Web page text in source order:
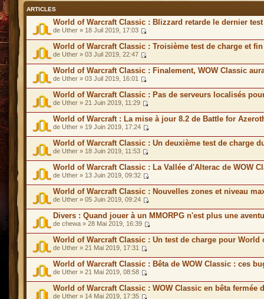
ARTICLES
World of Warcraft Classic : Blizzard retarde le dernier
de Uther » 18 Juil 2019, 17:03
World of Warcraft Classic : Troisième test de charge et
de Uther » 03 Juil 2019, 22:47
World of Warcraft Classic : Finalement, WOW Classic
de Uther » 03 Juil 2019, 16:01
World of Warcraft Classic : Pas de serveurs localisés
de Uther » 21 Juin 2019, 11:29
World of Warcraft : La mise à jour 8.2 de Battle for
de Uther » 19 Juin 2019, 17:24
World of Warcraft Classic : Un deuxième test de charge
de Uther » 18 Juin 2019, 11:53
World of Warcraft Classic : La Vallée d'Alterac de WOW
de Uther » 13 Juin 2019, 09:32
World of Warcraft Classic : Nouvelles zones et niveau
de Uther » 05 Juin 2019, 09:24
Divers : Quand jouer à un MMORPG n'est plus une
de chewa » 28 Mai 2019, 16:39
World of Warcraft Classic : Un test de charge pour World
de Uther » 21 Mai 2019, 17:31
World of Warcraft Classic : Bêta de WOW Classic : ces
de Uther » 21 Mai 2019, 08:58
World of Warcraft Classic : WOW Classic en bêta
de Uther » 14 Mai 2019, 17:35